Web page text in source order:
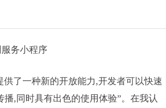
务小程序
了一种新的开放能力,开发者可以快速
,同时具有出色的使用体验”。在我认